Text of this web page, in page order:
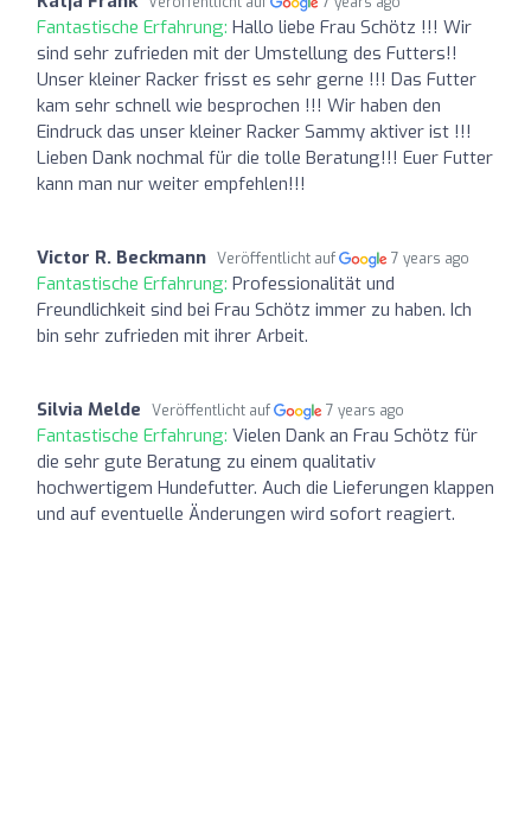
Fantastische Erfahrung: Hallo liebe Frau Schötz !!! Wir
sind sehr zufrieden mit der Umstellung des Futters!!
Unser kleiner Racker frisst es sehr gerne !!! Das Futter
kam sehr schnell wie besprochen !!! Wir haben den
Eindruck das unser kleiner Racker Sammy aktiver ist !!!
Lieben Dank nochmal für die tolle Beratung!!! Euer Futter
kann man nur weiter empfehlen!!!
Victor R. Beckmann Veröffentlicht auf 7 years ago
Fantastische Erfahrung: Professionalität und
Freundlichkeit sind bei Frau Schötz immer zu haben. Ich
bin sehr zufrieden mit ihrer Arbeit.
Silvia Melde Veröffentlicht auf 7 years ago
Fantastische Erfahrung: Vielen Dank an Frau Schötz für
die sehr gute Beratung zu einem qualitativ
hochwertigem Hundefutter. Auch die Lieferungen klappen
und auf eventuelle Änderungen wird sofort reagiert.